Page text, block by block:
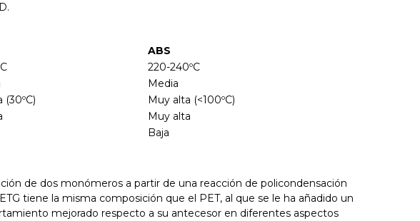
ABS
220-240ºC
Media
(30ºC)
Muy alta (<100ºC)
Muy alta
Baja
de dos monómeros a partir de una reacción de policondensación
tiene la misma composición que el PET, al que se le ha añadido un
mejorado respecto a su antecesor en diferentes aspectos